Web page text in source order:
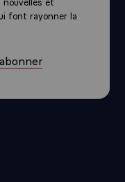
font rayonner la